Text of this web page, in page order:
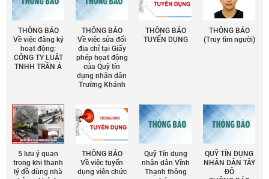
THÔNG BÁO
Về việc đăng ký
hoạt động:
CÔNG TY LUẬT
TNHH TRẦN Á
THÔNG BÁO
Về việc sửa đổi
địa chỉ tại Giấy
phép họat động
của Quỹ tín
dụng nhân dân
Trường Khánh
THÔNG BÁO
TUYỂN DỤNG
THÔNG BÁO
(Truy tìm người)
5 lưu ý quan
trọng khi thanh
lý đồ dùng nhà
THÔNG BÁO
Về việc tuyển
dụng viên chức
Quỹ Tín dụng
nhân dân Vĩnh
Thạnh thông
QUỸ TÍN DỤNG
NHÂN DÂN TÂY
ĐÔ